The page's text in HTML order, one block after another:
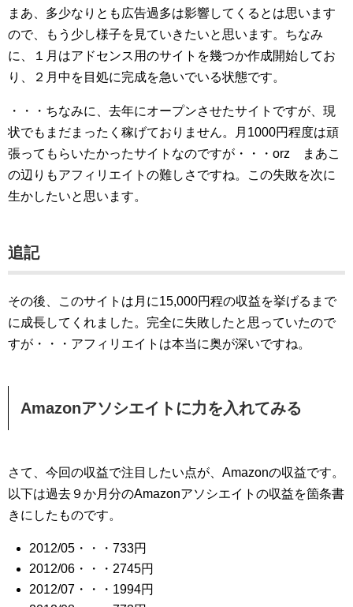
まあ、多少なりとも広告過多は影響してくるとは思います
ので、もう少し様子を見ていきたいと思います。ちなみ
に、１月はアドセンス用のサイトを幾つか作成開始してお
り、２月中を目処に完成を急いでいる状態です。
・・・ちなみに、去年にオープンさせたサイトですが、現
状でもまだまったく稼げておりません。月1000円程度は頑
張ってもらいたかったサイトなのですが・・・orz まあこ
の辺りもアフィリエイトの難しさですね。この失敗を次に
生かしたいと思います。
追記
その後、このサイトは月に15,000円程の収益を挙げるまで
に成長してくれました。完全に失敗したと思っていたので
すが・・・アフィリエイトは本当に奥が深いですね。
Amazonアソシエイトに力を入れてみる
さて、今回の収益で注目したい点が、Amazonの収益です。
以下は過去９か月分のAmazonアソシエイトの収益を箇条書
きにしたものです。
2012/05・・・733円
2012/06・・・2745円
2012/07・・・1994円